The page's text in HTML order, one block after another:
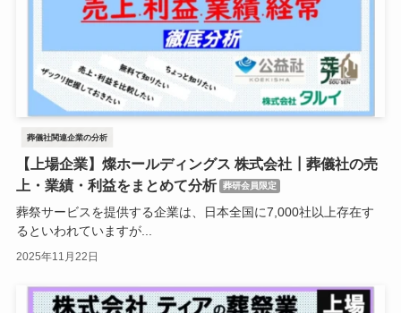
葬儀社関連企業の分析
【上場企業】燦ホールディングス 株式会社┃葬儀社の売
上・業績・利益をまとめて分析
葬研会員限定
葬祭サービスを提供する企業は、日本全国に7,000社以上存在す
るといわれていますが...
2025年11月22日